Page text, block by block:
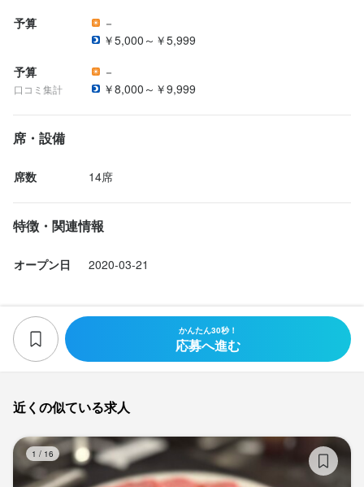
予算
－
￥5,000～￥5,999
予算
口コミ集計
－
￥8,000～￥9,999
席・設備
席数 14席
特徴・関連情報
オープン日 2020-03-21
かんたん30秒！
応募へ進む
近くの似ている求人
1 / 16